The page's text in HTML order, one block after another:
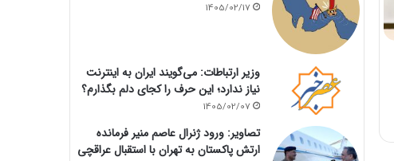
1405/02/17
وزیر ارتباطات: می‌گویند ایران به اینترنت
نیاز ندارد؛ این حرف را کجای دلم بگذارم؟
1405/02/07
تصاویر: ورود ژنرال عاصم منیر فرمانده
ارتش پاکستان به تهران با استقبال عراقچی